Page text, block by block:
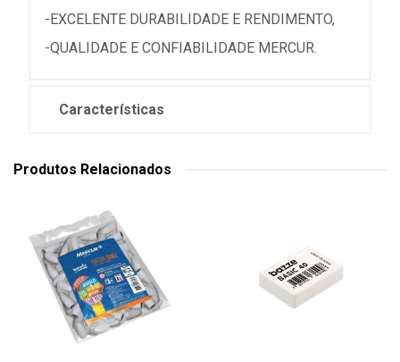
-EXCELENTE DURABILIDADE E RENDIMENTO,
-QUALIDADE E CONFIABILIDADE MERCUR.
Características
Produtos Relacionados